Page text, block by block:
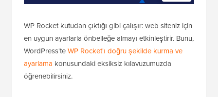
WP Rocket kutudan çıktığı gibi çalışır: web siteniz için
en uygun ayarlarla önbelleğe almayı etkinleştirir. Bunu,
WordPress'teWP Rocket'ı doğru şekilde kurma ve
ayarlama konusundaki eksiksiz kılavuzumuzda
öğrenebilirsiniz.